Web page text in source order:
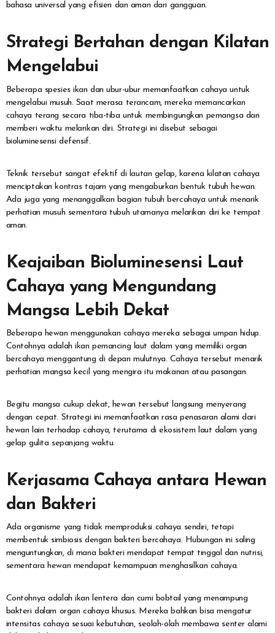
bahasa universal yang efisien dan aman dari gangguan.
Strategi Bertahan dengan Kilatan
Mengelabui
Beberapa spesies ikan dan ubur-ubur memanfaatkan cahaya untuk
mengelabui musuh. Saat merasa terancam, mereka memancarkan
cahaya terang secara tiba-tiba untuk membingungkan pemangsa dan
memberi waktu melarikan diri. Strategi ini disebut sebagai
bioluminesensi defensif.
Teknik tersebut sangat efektif di lautan gelap, karena kilatan cahaya
menciptakan kontras tajam yang mengaburkan bentuk tubuh hewan.
Ada juga yang menanggalkan bagian tubuh bercahaya untuk menarik
perhatian musuh sementara tubuh utamanya melarikan diri ke tempat
aman.
Keajaiban Bioluminesensi Laut
Cahaya yang Mengundang
Mangsa Lebih Dekat
Beberapa hewan menggunakan cahaya mereka sebagai umpan hidup.
Contohnya adalah ikan pemancing laut dalam yang memiliki organ
bercahaya menggantung di depan mulutnya. Cahaya tersebut menarik
perhatian mangsa kecil yang mengira itu makanan atau pasangan.
Begitu mangsa cukup dekat, hewan tersebut langsung menyerang
dengan cepat. Strategi ini memanfaatkan rasa penasaran alami dari
hewan lain terhadap cahaya, terutama di ekosistem laut dalam yang
gelap gulita sepanjang waktu.
Kerjasama Cahaya antara Hewan
dan Bakteri
Ada organisme yang tidak memproduksi cahaya sendiri, tetapi
membentuk simbiosis dengan bakteri bercahaya. Hubungan ini saling
menguntungkan, di mana bakteri mendapat tempat tinggal dan nutrisi,
sementara hewan mendapat kemampuan menghasilkan cahaya.
Contohnya adalah ikan lentera dan cumi bobtail yang menampung
bakteri dalam organ cahaya khusus. Mereka bahkan bisa mengatur
intensitas cahaya sesuai kebutuhan, seolah-olah membawa senter alami